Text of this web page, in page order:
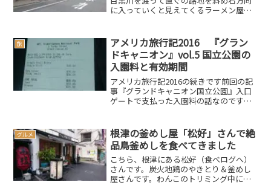
に入っていくと見えてくるラーメン屋さ
回来る事が出来ましたいつものかさね屋
（食べログへ）こちらの...
旅
アメリカ旅行記2016 『グラン
ドキャニオン』vol.5 国立公園の
入園料と有効期間
アメリカ旅行記2016の続きです前回の記
事『グランドキャニオン国立公園』入口
ゲートで支払った入園料の話なのです
$25、個人(徒歩、自転車など）$15で7日
間有効、...
グルメ
根津の釜めし屋「松好」さんで絶
品鳥釜めしを食べてきました
こちら、根津にある松好（食べログへ）
さんです。炭火地鶏のやきとり＆釜めし
屋さんです。わんこのトリミング中によ